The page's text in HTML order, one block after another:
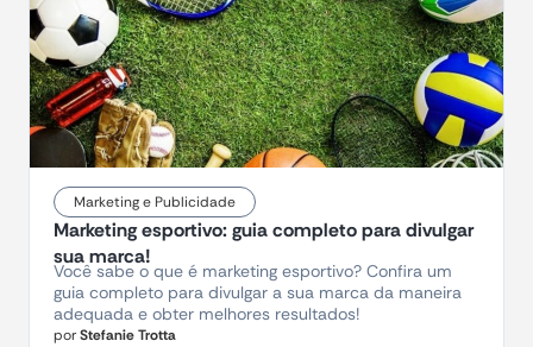
Marketing e Publicidade
Marketing esportivo: guia completo para divulgar
sua marca!
Você sabe o que é marketing esportivo? Confira um
guia completo para divulgar a sua marca da maneira
adequada e obter melhores resultados!
porStefanie Trotta